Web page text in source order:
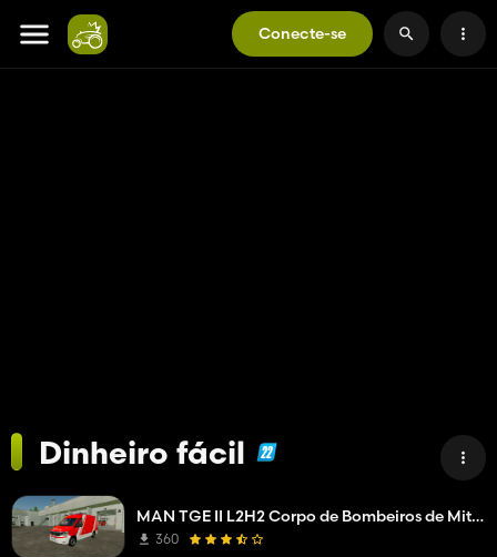
Conecte-se
Dinheiro fácil
MAN TGE II L2H2 Corpo de Bombeiros de Mittelberg
360